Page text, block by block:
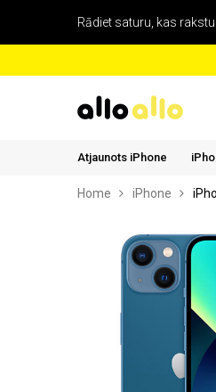
Rādiet saturu, kas
Atjaunots iPhone
Home iPhone